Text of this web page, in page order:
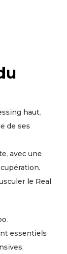
haut,
de ses
avec une
le Real
essentiels